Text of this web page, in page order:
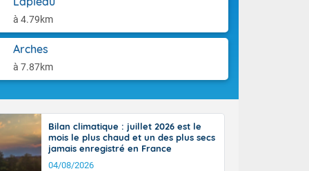
à 4.79km
Arches
à 7.87km
jusque
la Corse.
Pyrénées,
marge de
En soirée,
22 à 24,
sur le
hors côtes
38 ou 39
Bilan climatique : juillet 2026 est le
mois le plus chaud et un des plus secs
jamais enregistré en France
04/08/2026